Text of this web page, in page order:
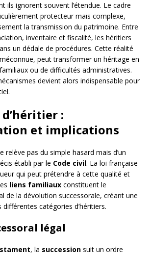
ils ignorent souvent l’étendue. Le cadre
protecteur mais complexe,
la transmission du patrimoine. Entre
inventaire et fiscalité, les héritiers
un dédale de procédures. Cette réalité
peut transformer un héritage en
ou de difficultés administratives.
devient alors indispensable pour
:
et implications
relève pas du simple hasard mais d’un
établi par le Code civil. La loi française
qui peut prétendre à cette qualité et
liens familiaux constituent le
de la dévolution successorale, créant une
catégories d’héritiers.
légal
, la succession suit un ordre